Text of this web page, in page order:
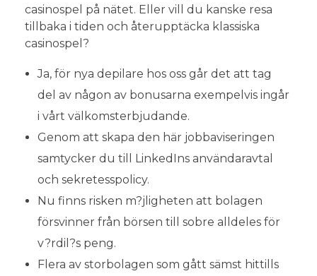
casinospel på nätet. Eller vill du kanske resa
tillbaka i tiden och återupptäcka klassiska
casinospel?
Ja, för nya depilare hos oss går det att tag
del av någon av bonusarna exempelvis ingår
i vårt välkomsterbjudande.
Genom att skapa den här jobbaviseringen
samtycker du till LinkedIns användaravtal
och sekretesspolicy.
Nu finns risken m?jligheten att bolagen
försvinner från börsen till sobre alldeles för
v?rdil?s peng.
Flera av storbolagen som gått sämst hittills